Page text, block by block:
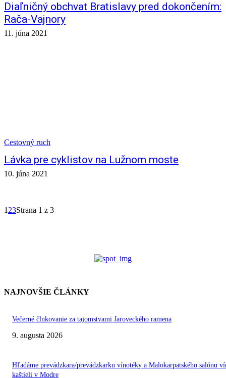
Diaľničný obchvat Bratislavy pred dokončením:
Rača-Vajnory
11. júna 2021
Cestovný ruch
Lávka pre cyklistov na Lužnom moste
10. júna 2021
1 23Strana 1 z 3
NAJNOVŠIE ČLÁNKY
Večerné člnkovanie za tajomstvami Jaroveckého ramena
9. augusta 2026
Hľadáme prevádzkara/prevádzkarku vínotéky a Malokarpatského salónu
kaštieli v Modre